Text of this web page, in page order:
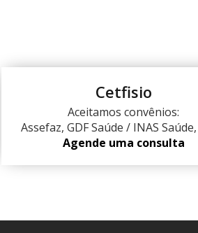
Cetfisio
Aceitamos convênios:
Assefaz, GDF Saúde / INAS
Agende uma consulta